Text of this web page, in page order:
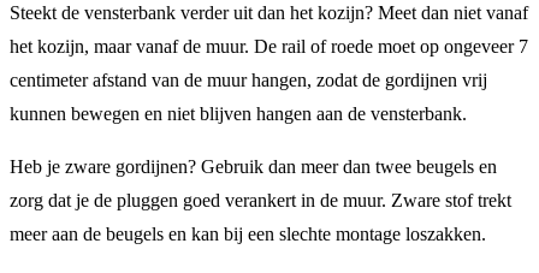
Steekt de vensterbank verder uit dan het kozijn? Meet dan niet vanaf
het kozijn, maar vanaf de muur. De rail of roede moet op ongeveer 7
centimeter afstand van de muur hangen, zodat de gordijnen vrij
kunnen bewegen en niet blijven hangen aan de vensterbank.
Heb je zware gordijnen? Gebruik dan meer dan twee beugels en
zorg dat je de pluggen goed verankert in de muur. Zware stof trekt
meer aan de beugels en kan bij een slechte montage loszakken.